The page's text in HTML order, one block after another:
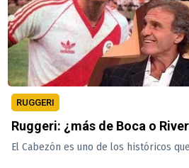
RUGGERI
Ruggeri: ¿más de Boca o
El Cabezón es uno de los históricos